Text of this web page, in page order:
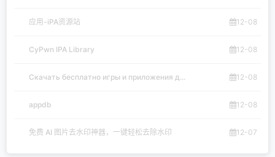
应用-iPA资源站 12-08
CyPwn IPA Library 12-08
Скачать бесплатно игры и приложения д... 12-08
appdb 12-08
免费 AI 图片去水印神器，一键轻松去除水印 12-07